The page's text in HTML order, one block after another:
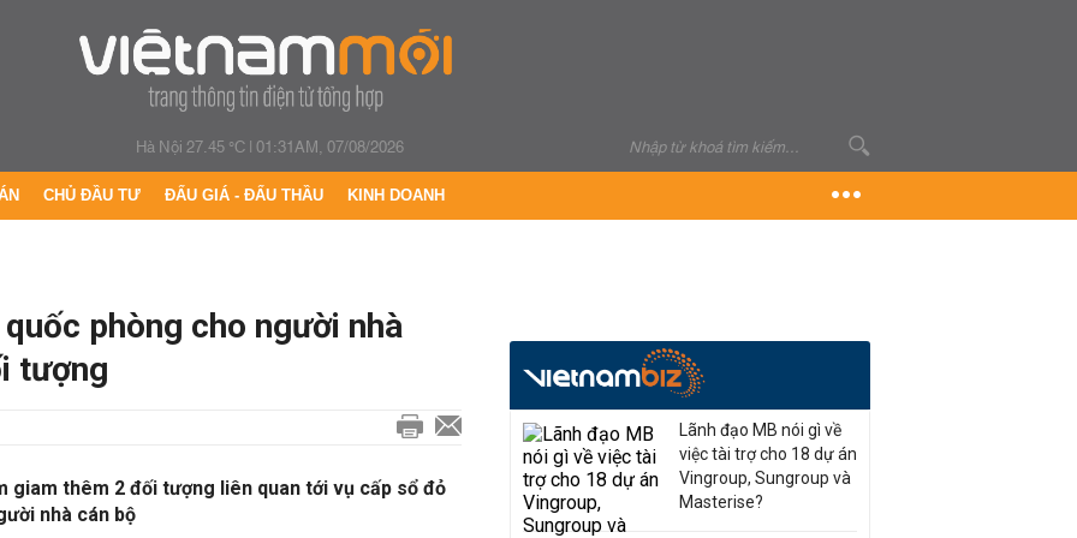
Hà Nội 27.45 °C|01:31AM, 07/08/2026
CHỦ ĐẦU TƯ ĐẤU GIÁ - ĐẤU THẦU KINH DOANH
phòng cho người nhà
tượng
giam thêm 2 đối tượng liên quan tới vụ cấp sổ đỏ
nhà cán bộ
Lãnh đạo MB nói gì về
việc tài trợ cho 18 dự án
Vingroup, Sungroup và
Masterise?